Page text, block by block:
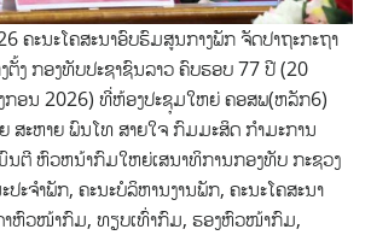
ຄະນະໂຄສະນາອົບຮົມສູນກາງພັກ ຈັດປາຖະກະຖາ
ງ ກອງທັບປະຊາຊົນລາວ ຄົບຮອບ 77 ປີ (20
ອນ 2026) ທີ່ຫ້ອງປະຊຸມໃຫຍ່ ຄອສພ(ຫລັກ6)
ສະຫາຍ ພົນໂທ ສາຍໃຈ ກົມມະສິດ ກຳມະການ
ນຕີ ຫົວຫນ້າກົມໃຫຍ່ເສນາທິການກອງທັບ ກະຊວງ
ະຈໍາພັກ, ຄະນະບໍລິຫານງານພັກ, ຄະນະໂຄສະນາ
ຫົວໜ້າກົມ, ທຽບເທົ່າກົມ, ຮອງຫົວໜ້າກົມ,